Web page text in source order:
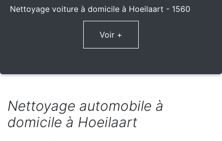
Nettoyage voiture à domicile à Hoeilaart - 1560
Voir +
Nettoyage automobile à
domicile à Hoeilaart